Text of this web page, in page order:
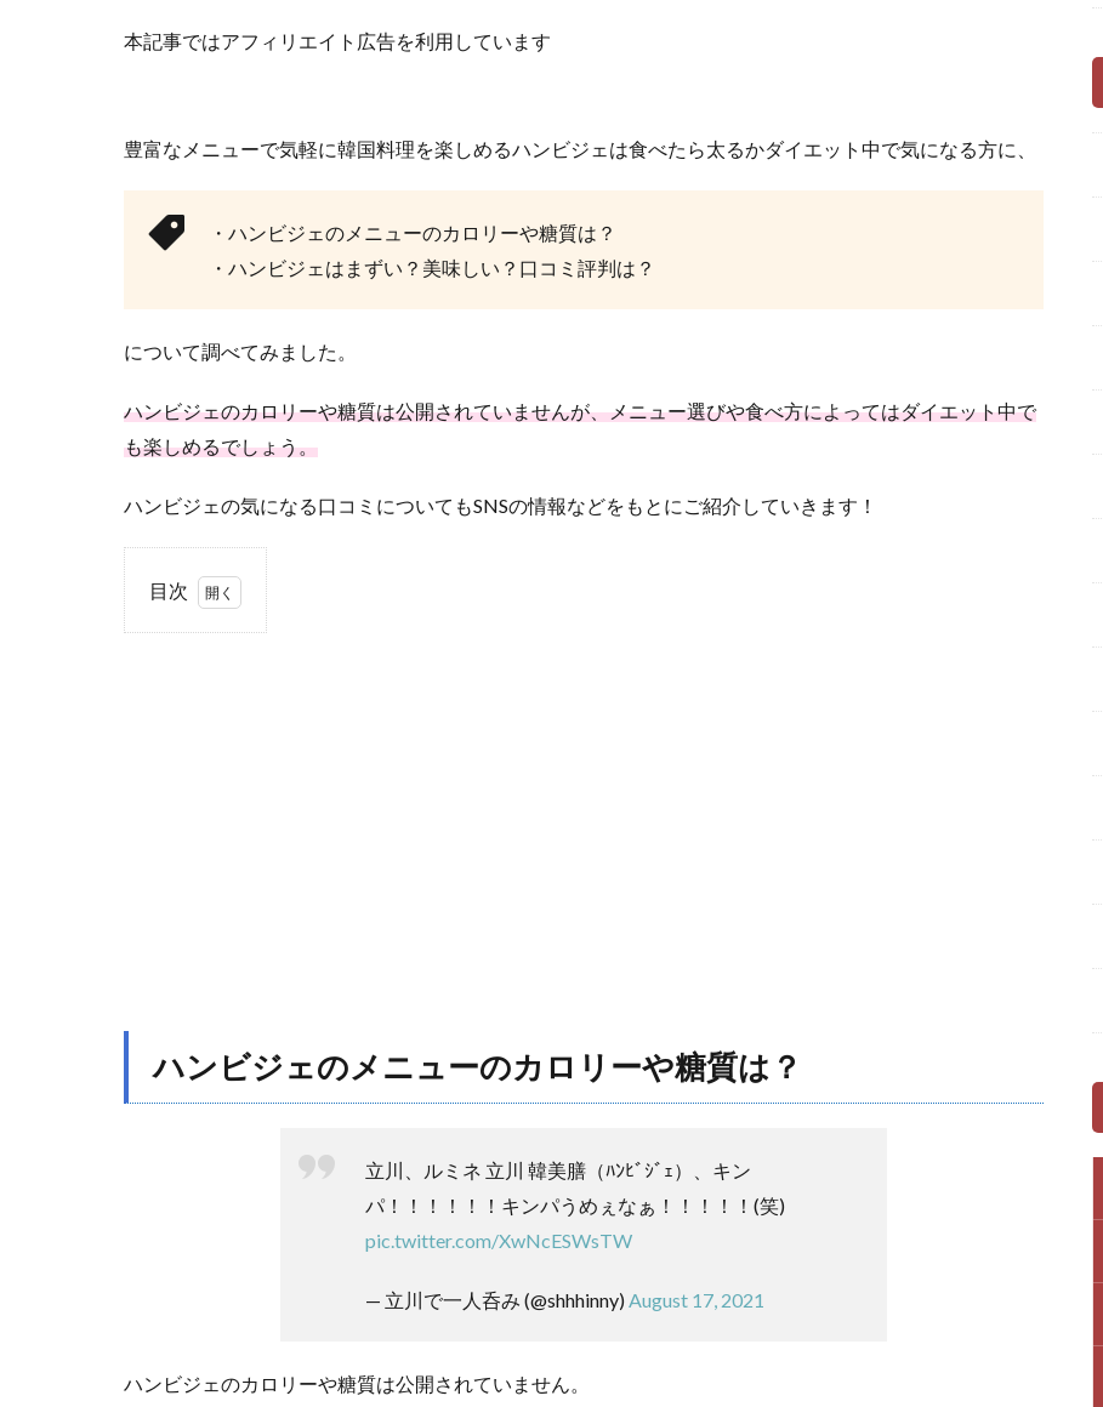
本記事ではアフィリエイト広告を利用しています
豊富なメニューで気軽に韓国料理を楽しめるハンビジェは食べたら太るかダイエット中で気になる方に、
・ハンビジェのメニューのカロリーや糖質は？
・ハンビジェはまずい？美味しい？口コミ評判は？
について調べてみました。
ハンビジェのカロリーや糖質は公開されていませんが、メニュー選びや食べ方によってはダイエット中で
も楽しめるでしょう。
ハンビジェの気になる口コミについてもSNSの情報などをもとにご紹介していきます！
目次
い？
美味
し
2.2
ハンビジェのメニューのカロリーや糖質は？
立川、ルミネ 立川 韓美膳（ﾊﾝﾋﾞｼﾞｪ）、キン
パ！！！！！！キンパうめぇなぁ！！！！！(笑)
pic.twitter.com/XwNcESWsTW
— 立川で一人呑み (@shhhinny)August 17, 2021
ハンビジェのカロリーや糖質は公開されていません。